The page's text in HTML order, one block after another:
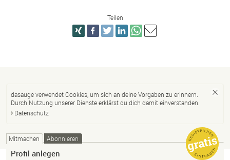
Teilen
dasauge verwendet Cookies, um sich an deine Vorgaben zu erinnern.
Durch Nutzung unserer Dienste erklärst du dich damit einverstanden.
Datenschutz
Mitmachen Abonnieren
Profil anlegen